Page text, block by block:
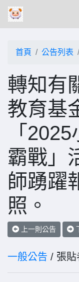
首頁 公告列表
轉知有
教育基
「
霸戰」
師踴躍
照。
上一則公告
一般公告 / 張貼